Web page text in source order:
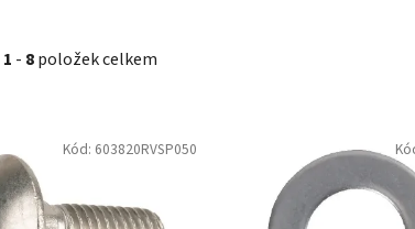
1 - 8položek celkem
Kód: 603820RVSP050